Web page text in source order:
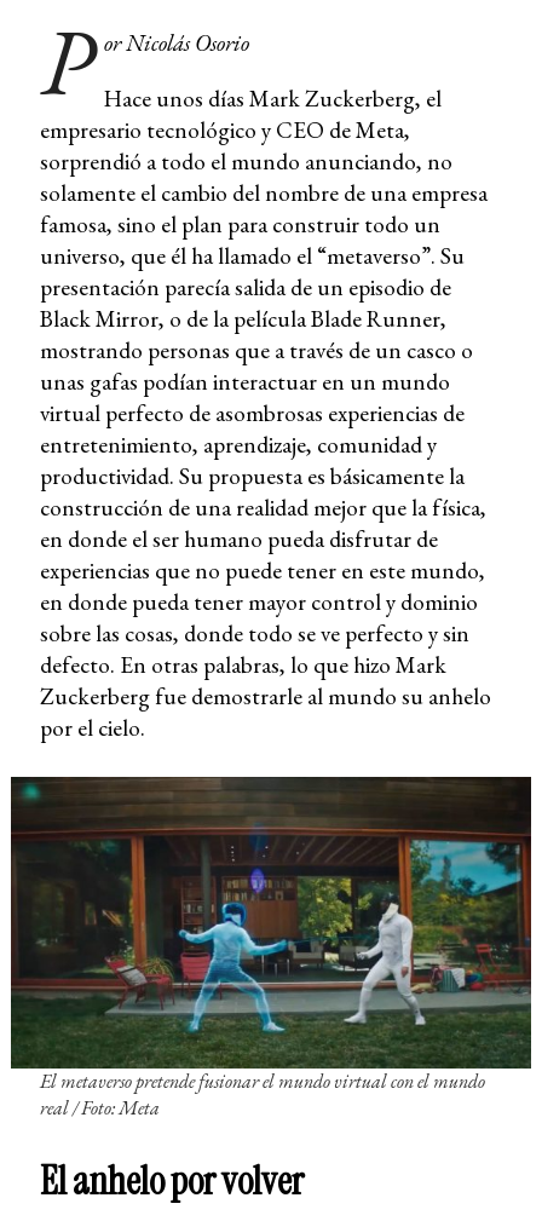
P or Nicolás Osorio
Hace unos días Mark Zuckerberg, el
empresario tecnológico y CEO de Meta,
sorprendió a todo el mundo anunciando, no
solamente el cambio del nombre de una empresa
famosa, sino el plan para construir todo un
universo, que él ha llamado el “metaverso”. Su
presentación parecía salida de un episodio de
Black Mirror, o de la película Blade Runner,
mostrando personas que a través de un casco o
unas gafas podían interactuar en un mundo
virtual perfecto de asombrosas experiencias de
entretenimiento, aprendizaje, comunidad y
productividad. Su propuesta es básicamente la
construcción de una realidad mejor que la física,
en donde el ser humano pueda disfrutar de
experiencias que no puede tener en este mundo,
en donde pueda tener mayor control y dominio
sobre las cosas, donde todo se ve perfecto y sin
defecto. En otras palabras, lo que hizo Mark
Zuckerberg fue demostrarle al mundo su anhelo
por el cielo.
El metaverso pretende fusionar el mundo virtual con el mundo
real/ Foto: Meta
El anhelo por volver